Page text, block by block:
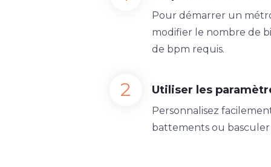
Pour démarrer un
modifier le nombre de
de bpm requis.
Utiliser les
Personnalisez
battements ou